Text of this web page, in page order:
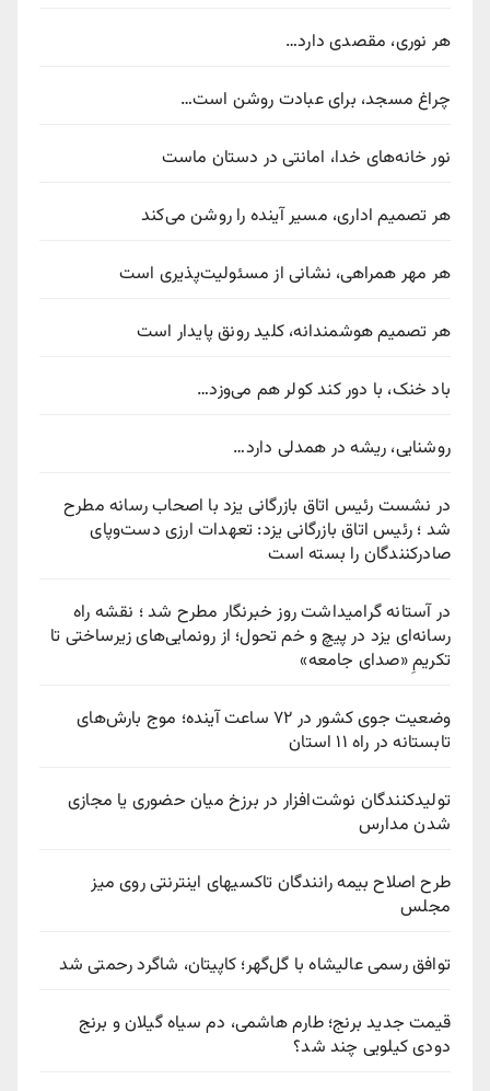
هر نوری، مقصدی دارد…
چراغ مسجد، برای عبادت روشن است…
نور خانه‌های خدا، امانتی در دستان ماست
هر تصمیم اداری، مسیر آینده را روشن می‌کند
هر مهر همراهی، نشانی از مسئولیت‌پذیری است
هر تصمیم هوشمندانه، کلید رونق پایدار است
باد خنک، با دور کند کولر هم می‌وزد…
روشنایی، ریشه در همدلی دارد…
در نشست رئیس اتاق بازرگانی یزد با اصحاب رسانه مطرح
شد ؛ رئیس اتاق بازرگانی یزد: تعهدات ارزی دست‌وپای
صادرکنندگان را بسته است
در آستانه گرامیداشت روز خبرنگار مطرح شد ؛ نقشه راه
رسانه‌ای یزد در پیچ‌ و خم تحول؛ از رونمایی‌های زیرساختی تا
تکریمِ «صدای جامعه»
وضعیت جوی کشور در ۷۲ ساعت آینده؛ موج بارش‌های
تابستانه در راه ۱۱ استان
تولیدکنندگان نوشت‌افزار در برزخ میان حضوری یا مجازی
شدن مدارس
طرح اصلاح بیمه رانندگان تاکسیهای اینترنتی روی میز
مجلس
توافق رسمی عالیشاه با گل‌گهر؛ کاپیتان، شاگرد رحمتی شد
قیمت جدید برنج؛ طارم هاشمی، دم سیاه گیلان و برنج
دودی کیلویی چند شد؟